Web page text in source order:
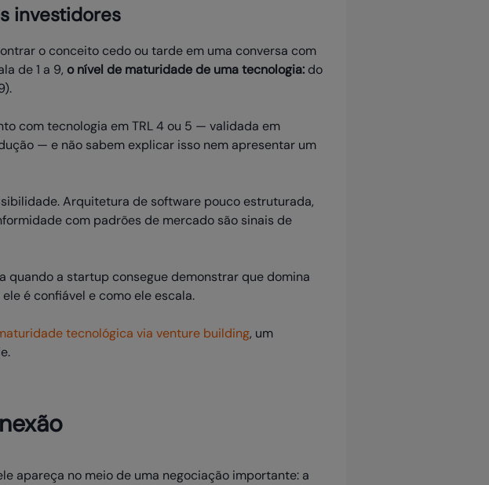
investidores
o conceito cedo ou tarde em uma conversa com
de 1 a 9, o nível de maturidade de uma tecnologia: do
com tecnologia em TRL 4 ou 5 — validada em
— e não sabem explicar isso nem apresentar um
Arquitetura de software pouco estruturada,
com padrões de mercado são sinais de
a startup consegue demonstrar que domina
é confiável e como ele escala.
tecnológica via venture building, um
apareça no meio de uma negociação importante: a